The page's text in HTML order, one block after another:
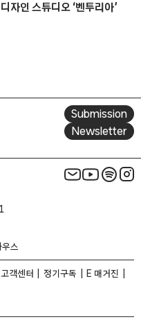
자인 스튜디오 ‘벤투리아’
Submission
Newsletter
스
고객센터 정기구독
E 매거진